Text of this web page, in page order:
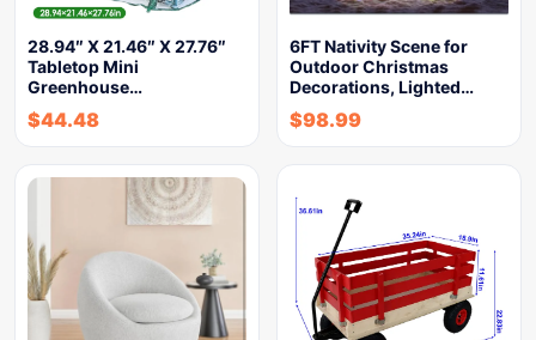
28.94″ X 21.46″ X 27.76″
Tabletop Mini
Greenhouse…
$44.48
6FT Nativity Scene for
Outdoor Christmas
Decorations, Lighted…
$98.99